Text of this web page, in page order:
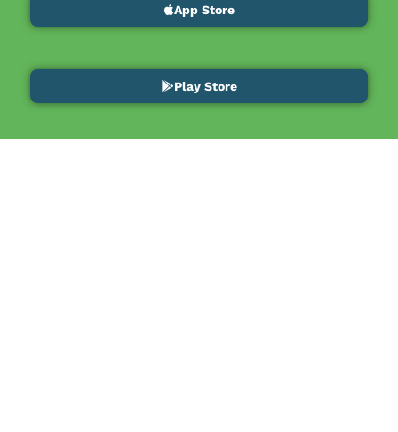
App Store
Play Store